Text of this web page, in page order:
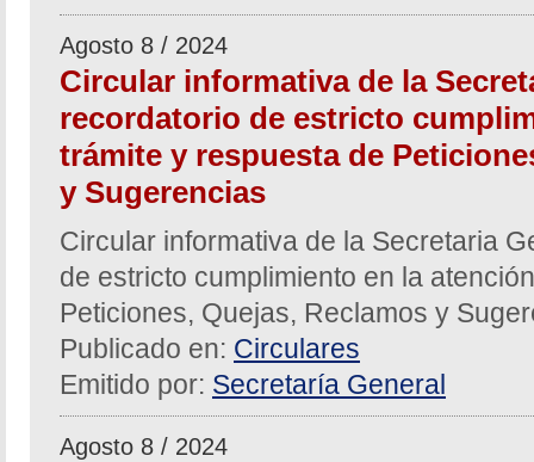
Agosto 8 / 2024
Circular informativa de la
recordatorio de estricto
trámite y respuesta de
y Sugerencias
Circular informativa de la Secretaria
de estricto cumplimiento en la
Peticiones, Quejas, Reclamos y
Publicado en: Circulares
Emitido por: Secretaría General
Agosto 8 / 2024